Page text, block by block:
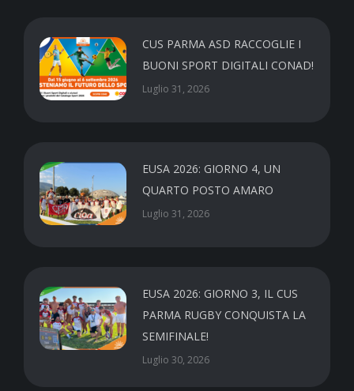
CUS PARMA ASD RACCOGLIE I
BUONI SPORT DIGITALI CONAD!
Luglio 31, 2026
EUSA 2026: GIORNO 4, UN
QUARTO POSTO AMARO
Luglio 31, 2026
EUSA 2026: GIORNO 3, IL CUS
PARMA RUGBY CONQUISTA LA
SEMIFINALE!
Luglio 30, 2026